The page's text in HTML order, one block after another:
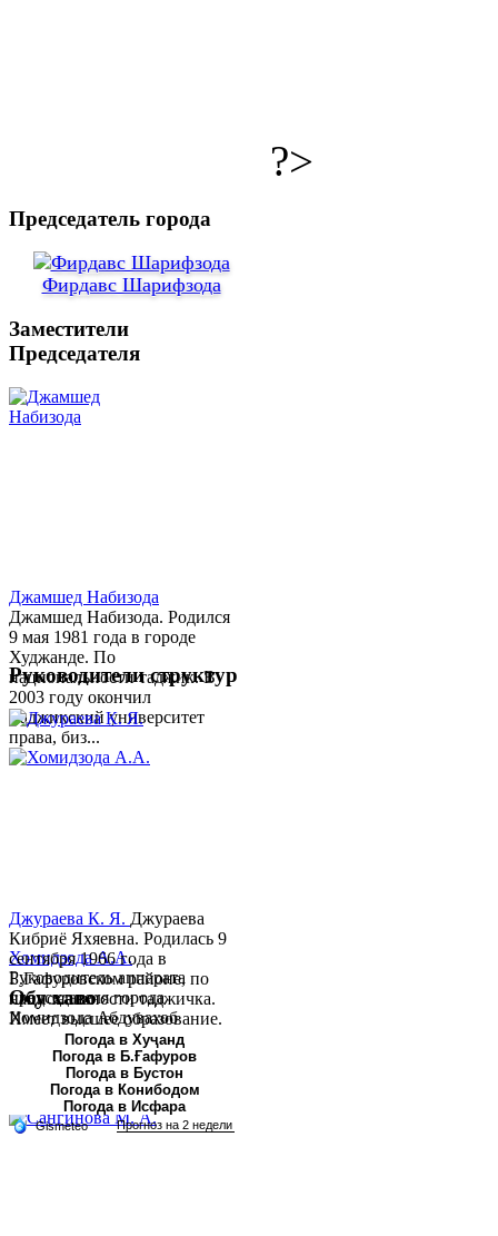
?>
Председатель города
Фирдавс Шарифзода
Заместители
Председателя
Джамшед Набизода
Джамшед Набизода. Родился
9 мая 1981 года в городе
Худжанде. По
национальности таджик. В
2003 году окончил
Таджикский университет
права, биз...
Хомидзода А.А.
Руководитель аппарата
председателя города
Хомидзода Абдувахоб
Абдумаджид родился 8
июня 1978 года в городе
Худжанде. По
национальности...
Руководители структур
Джураева К. Я. Джураева
Кибриё Яхяевна. Родилась 9
сентября 1966 года в
Б.Гафуровском районе, по
национальности таджичка.
Имеет высшее образование.
В 1997 ...
Обу хаво
Погода в Хуҷанд
Погода в Б.Ғафуров
Погода в Бустон
Погода в Конибодом
Погода в Исфара